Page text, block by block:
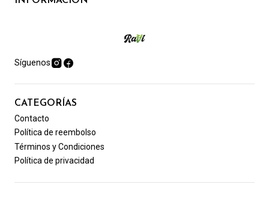
Síguenos
CATEGORÍAS
Contacto
Política de reembolso
Términos y Condiciones
Política de privacidad